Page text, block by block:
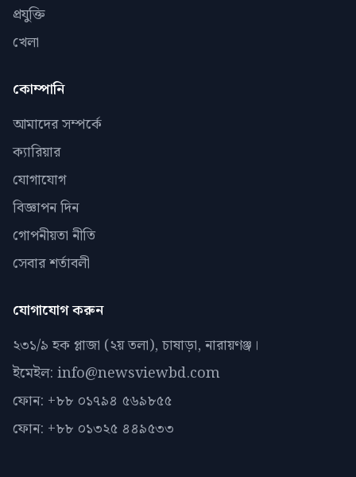
প্রযুক্তি
খেলা
কোম্পানি
আমাদের সম্পর্কে
ক্যারিয়ার
যোগাযোগ
বিজ্ঞাপন দিন
গোপনীয়তা নীতি
সেবার শর্তাবলী
যোগাযোগ করুন
২৩১/৯ হক প্লাজা (২য় তলা), চাষাড়া, নারায়ণঞ্জ।
ইমেইল: info@newsviewbd.com
ফোন: +৮৮ ০১৭৯৪ ৫৬৯৮৫৫
ফোন: +৮৮ ০১৩২৫ ৪৪৯৫৩৩